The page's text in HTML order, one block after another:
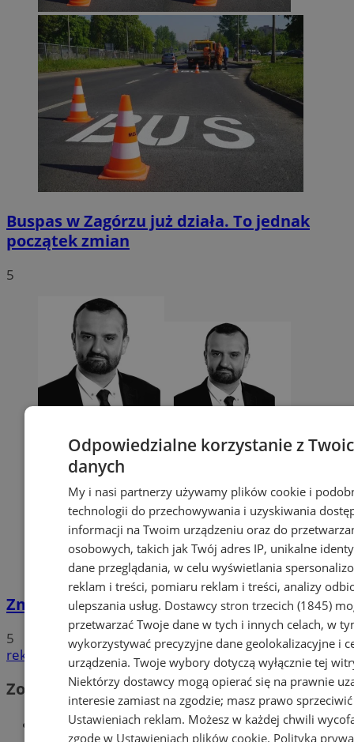
Buspas w Zagórzu już działa. To jednak
początek zmian
5
Zmarł Paweł Wojtusiak. Miał 36 lat
5
reklama
Zobacz również
Wiadomości kryminalne w Sosnowcu
Odpowiedzialne korzystanie z
danych
My i nasi partnerzy używamy plików cookie i
technologii do przechowywania i uzyskiwania
informacji na Twoim urządzeniu oraz do
osobowych, takich jak Twój adres IP, unikalne
dane przeglądania, w celu wyświetlania
reklam i treści, pomiaru reklam i treści, analizy
ulepszania usług. Dostawcy stron trzecich (1845)
przetwarzać Twoje dane w tych i innych celach, w
wykorzystywać precyzyjne dane geolokalizacyjne i
urządzenia. Twoje wybory dotyczą wyłącznie tej
Niektórzy dostawcy mogą opierać się na prawnie
interesie zamiast na zgodzie; masz prawo
Ustawieniach reklam. Możesz w każdej chwili
zgodę w Ustawieniach plików cookie. Polityka